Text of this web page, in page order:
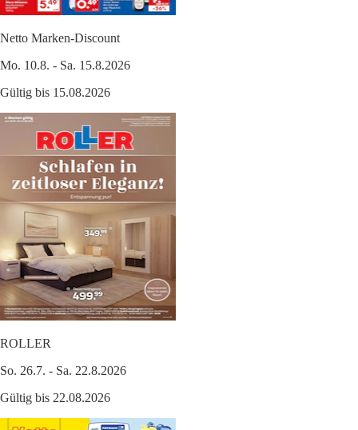
Netto Marken-Discount
Mo. 10.8. - Sa. 15.8.2026
Gültig bis 15.08.2026
ROLLER
So. 26.7. - Sa. 22.8.2026
Gültig bis 22.08.2026